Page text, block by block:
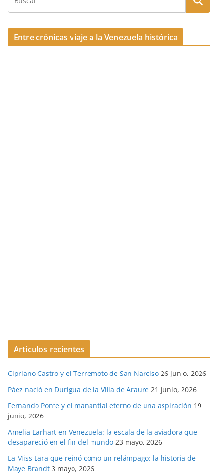
Entre crónicas viaje a la Venezuela histórica
Artículos recientes
Cipriano Castro y el Terremoto de San Narciso 26 junio, 2026
Páez nació en Durigua de la Villa de Araure 21 junio, 2026
Fernando Ponte y el manantial eterno de una aspiración 19
junio, 2026
Amelia Earhart en Venezuela: la escala de la aviadora que
desapareció en el fin del mundo 23 mayo, 2026
La Miss Lara que reinó como un relámpago: la historia de
Maye Brandt 3 mayo, 2026